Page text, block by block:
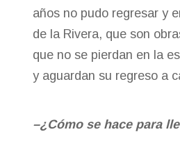
años no pudo regresar y
de la Rivera, que son
que no se pierdan en la
y aguardan su regreso a
–¿Cómo se hace para